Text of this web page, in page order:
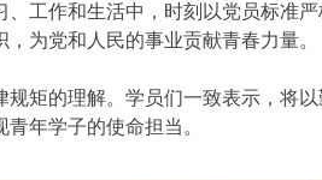
工作和生活中，时刻以党员标准
为党和人民的事业贡献青春力量。
矩的理解。学员们一致表示，将
年学子的使命担当。